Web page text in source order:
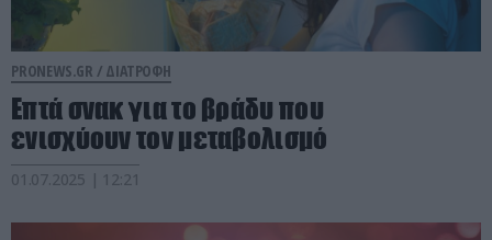
PRONEWS.GR / ΔΙΑΤΡΟΦΗ
Επτά σνακ για το βράδυ που
ενισχύουν τον μεταβολισμό
01.07.2025 | 12:21